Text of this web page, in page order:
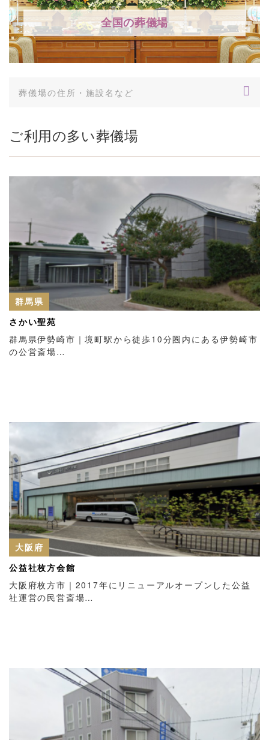
全国の葬儀場
ご利用の多い葬儀場
群馬県
さかい聖苑
群馬県伊勢崎市｜境町駅から徒歩10分圏内にある伊勢崎市
の公営斎場…
大阪府
公益社枚方会館
大阪府枚方市｜2017年にリニューアルオープンした公益
社運営の民営斎場…